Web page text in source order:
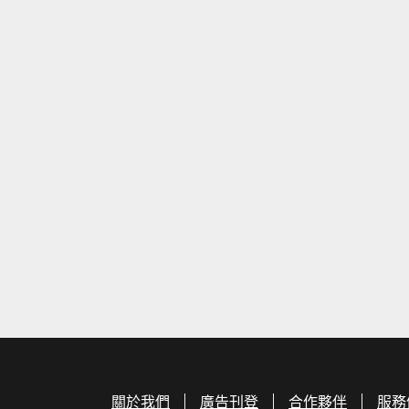
關於我們 廣告刊登 合作夥伴 服